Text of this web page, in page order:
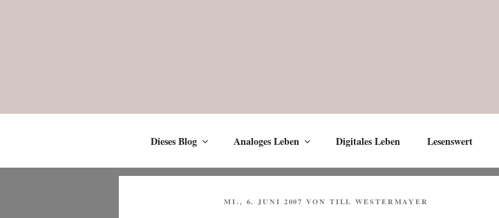
Dieses Blog Analoges Leben Digitales Leben Lesenswert
VERÖFFENTLICHT
MI., 6. JUNI 2007 VON TILL WESTERMAYER